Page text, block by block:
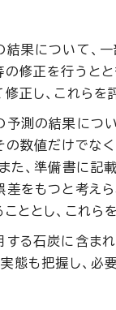
結果について、
修正を行うと
正し、これらを
予測の結果につ
数値だけでな
た、準備書に記
をもつと考え
ととし、これら
する石炭に含ま
態も把握し、必